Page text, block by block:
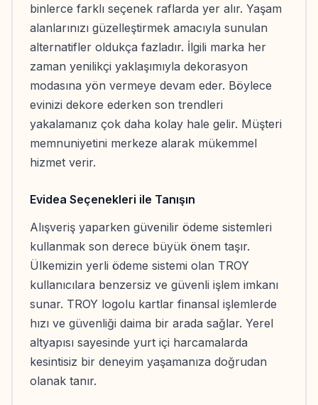
binlerce farklı seçenek raflarda yer alır. Yaşam
alanlarınızı güzelleştirmek amacıyla sunulan
alternatifler oldukça fazladır. İlgili marka her
zaman yenilikçi yaklaşımıyla dekorasyon
modasına yön vermeye devam eder. Böylece
evinizi dekore ederken son trendleri
yakalamanız çok daha kolay hale gelir. Müşteri
memnuniyetini merkeze alarak mükemmel
hizmet verir.
Evidea Seçenekleri ile Tanışın
Alışveriş yaparken güvenilir ödeme sistemleri
kullanmak son derece büyük önem taşır.
Ülkemizin yerli ödeme sistemi olan TROY
kullanıcılara benzersiz ve güvenli işlem imkanı
sunar. TROY logolu kartlar finansal işlemlerde
hızı ve güvenliği daima bir arada sağlar. Yerel
altyapısı sayesinde yurt içi harcamalarda
kesintisiz bir deneyim yaşamanıza doğrudan
olanak tanır.